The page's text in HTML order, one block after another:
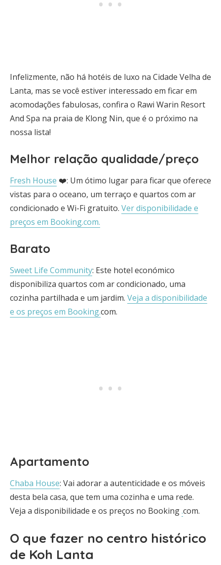
Infelizmente, não há hotéis de luxo na Cidade Velha de
Lanta, mas se você estiver interessado em ficar em
acomodações fabulosas, confira o Rawi Warin Resort
And Spa na praia de Klong Nin, que é o próximo na
nossa lista!
Melhor relação qualidade/preço
Fresh House ❤️: Um ótimo lugar para ficar que oferece
vistas para o oceano, um terraço e quartos com ar
condicionado e Wi-Fi gratuito. Ver disponibilidade e
preços em Booking.com.
Barato
Sweet Life Community: Este hotel económico
disponibiliza quartos com ar condicionado, uma
cozinha partilhada e um jardim. Veja a disponibilidade
e os preços em Booking.com.
Apartamento
Chaba House: Vai adorar a autenticidade e os móveis
desta bela casa, que tem uma cozinha e uma rede.
Veja a disponibilidade e os preços no Booking.com.
O que fazer no centro histórico
de Koh Lanta